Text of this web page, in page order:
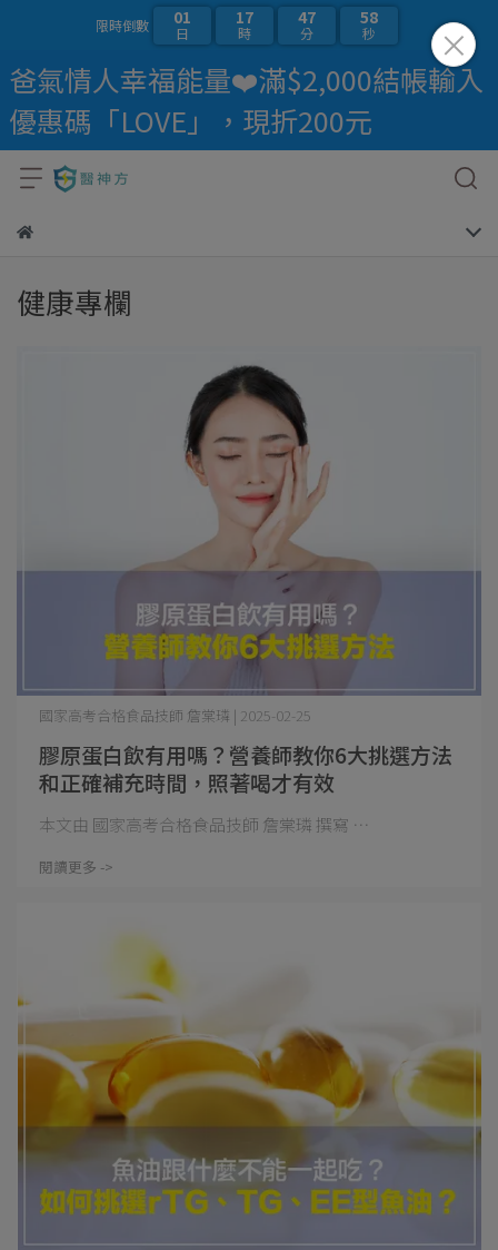
限時倒數 01
日
17
時
47
分
57
秒
爸氣情人幸福能量❤️滿$2,000結帳輸入
優惠碼「LOVE」，現折200元
健康專欄
膠原蛋白飲有用嗎？營養師教你6大挑選方法
和正確補充時間，照著喝才有效
國家高考合格食品技師 詹棠璘 | 2025-02-25
本文由 國家高考合格食品技師 詹棠璘 撰寫 ⋯
閱讀更多 ->